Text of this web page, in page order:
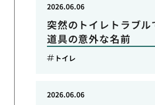
突然のトイレトラブル
道具の意外な名前
2026.06.06
トイレ
2026.06.06